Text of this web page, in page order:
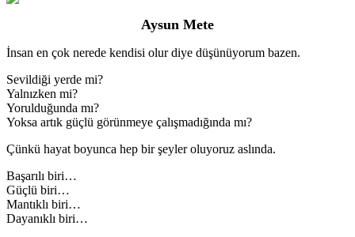
Aysun Mete
İnsan en çok nerede kendisi olur diye düşünüyorum bazen.
Sevildiği yerde mi?
Yalnızken mi?
Yorulduğunda mı?
Yoksa artık güçlü görünmeye çalışmadığında mı?
Çünkü hayat boyunca hep bir şeyler oluyoruz aslında.
Başarılı biri…
Güçlü biri…
Mantıklı biri…
Dayanıklı biri…